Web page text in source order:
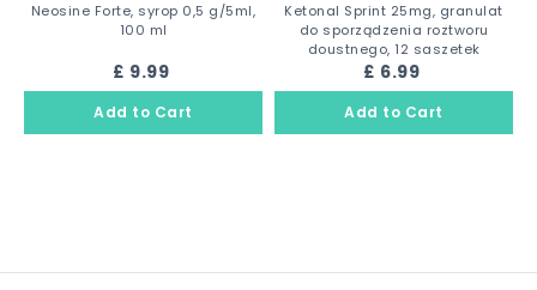
Neosine Forte, syrop 0,5 g/5ml,
100 ml
£ 9.99
Ketonal Sprint 25mg, granulat
do sporządzenia roztworu
doustnego, 12 saszetek
£ 6.99